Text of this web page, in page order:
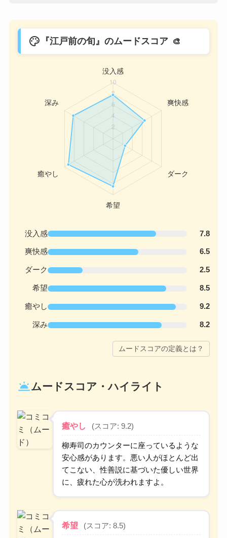
palette 『江戸前の旬』のムードスコア
没入感 7.8
爽快感 6.5
ダーク 2.5
希望 8.5
癒やし 9.2
深み 8.2
ムードスコアの定義とは？
wb_twilightムードスコア・ハイライト
癒やし (スコア: 9.2)
柳寿司のカウンターに座っているような
安心感があります。悪い人がほとんど出
てこない、性善説に基づいた優しい世界
に、疲れた心が洗われますよ。
希望 (スコア: 8.5)